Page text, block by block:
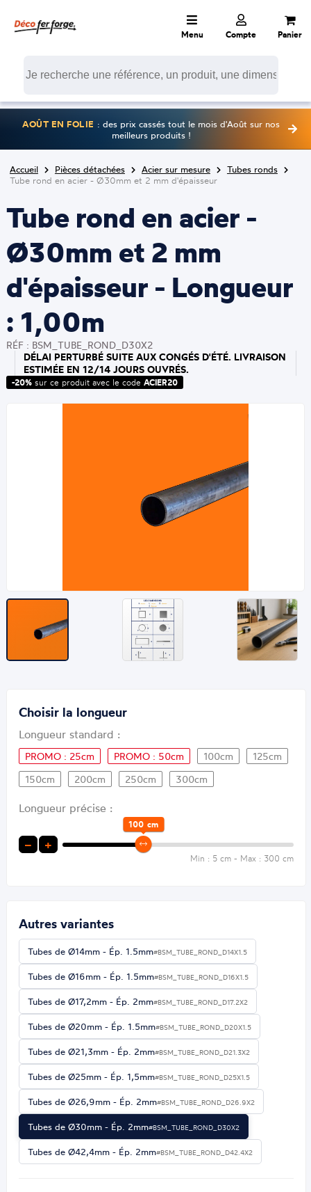
Menu Compte Panier
AOÛT EN FOLIE : des prix cassés tout le mois d'Août sur nos
meilleurs produits !
Accueil Pièces détachées Acier sur mesure
Tubes ronds
Tube rond en acier - Ø30mm et 2 mm d'épaisseur
Tube rond en acier -
Ø30mm et 2 mm
d'épaisseur - Longueur
: 1,00m
RÉF : BSM_TUBE_ROND_D30X2
DÉLAI PERTURBÉ SUITE AUX CONGÉS D'ÉTÉ. LIVRAISON
ESTIMÉE EN 12/14 JOURS OUVRÉS.
-20%sur ce produit avec le code ACIER20
Choisir la longueur
Longueur standard :
PROMO : 25cm PROMO : 50cm 100cm
125cm
150cm
200cm 250cm 300cm
Longueur précise :
− +
100 cm
Min : 5 cm - Max : 300 cm
Autres variantes
Tubes de Ø14mm - Ép. 1.5mm#BSM_TUBE_ROND_D14X1.5
Tubes de Ø16mm - Ép. 1.5mm#BSM_TUBE_ROND_D16X1.5
Tubes de Ø17,2mm - Ép. 2mm#BSM_TUBE_ROND_D17.2X2
Tubes de Ø20mm - Ép. 1.5mm#BSM_TUBE_ROND_D20X1.5
Tubes de Ø21,3mm - Ép. 2mm#BSM_TUBE_ROND_D21.3X2
Tubes de Ø25mm - Ép. 1,5mm#BSM_TUBE_ROND_D25X1.5
Tubes de Ø26,9mm - Ép. 2mm#BSM_TUBE_ROND_D26.9X2
Tubes de Ø30mm - Ép. 2mm#BSM_TUBE_ROND_D30X2
Tubes de Ø42,4mm - Ép. 2mm#BSM_TUBE_ROND_D42.4X2